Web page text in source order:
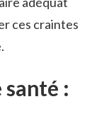
ces craintes
santé :